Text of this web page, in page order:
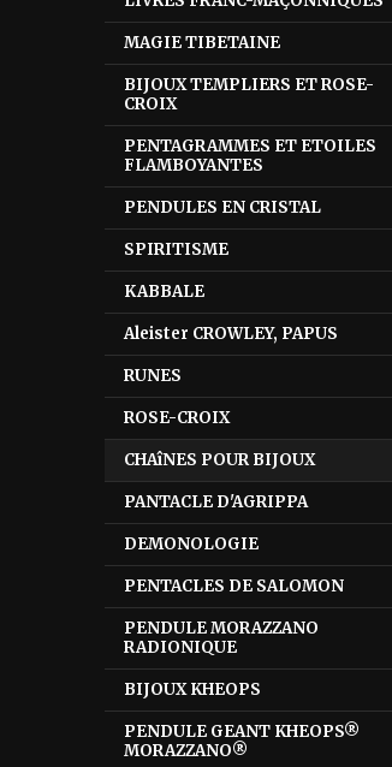
MAGIE TIBETAINE
BIJOUX TEMPLIERS ET ROSE-
CROIX
PENTAGRAMMES ET ETOILES
FLAMBOYANTES
PENDULES EN CRISTAL
SPIRITISME
KABBALE
Aleister CROWLEY, PAPUS
RUNES
ROSE-CROIX
CHAîNES POUR BIJOUX
PANTACLE D'AGRIPPA
DEMONOLOGIE
PENTACLES DE SALOMON
PENDULE MORAZZANO
RADIONIQUE
BIJOUX KHEOPS
PENDULE GEANT KHEOPS®
MORAZZANO®